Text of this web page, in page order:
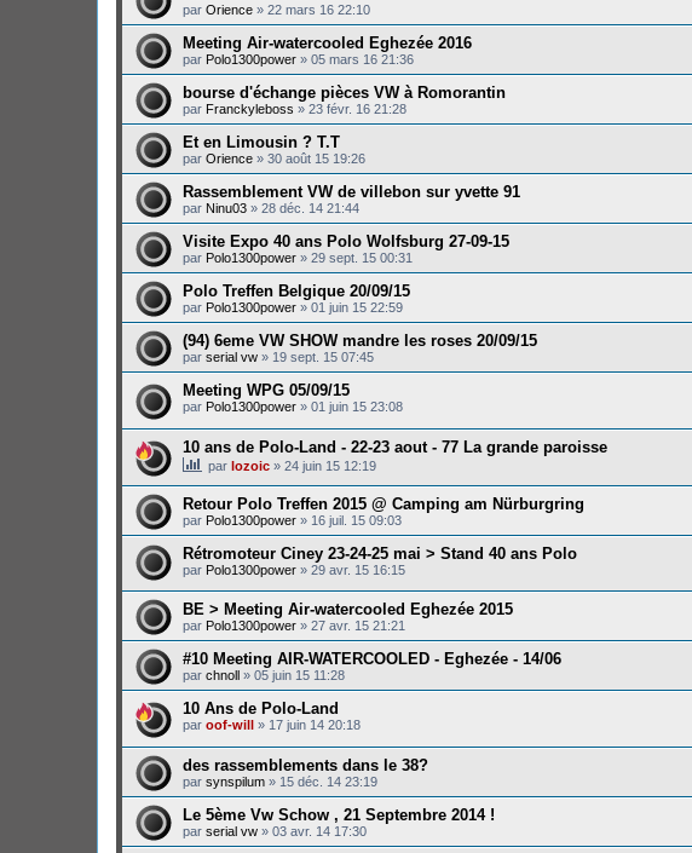
par Orience » 22 mars 16 22:10
Meeting Air-watercooled Eghezée 2016
par Polo1300power » 05 mars 16 21:36
bourse d'échange pièces VW à Romorantin
par Franckyleboss » 23 févr. 16 21:28
Et en Limousin ? T.T
par Orience » 30 août 15 19:26
Rassemblement VW de villebon sur yvette 91
par Ninu03 » 28 déc. 14 21:44
Visite Expo 40 ans Polo Wolfsburg 27-09-15
par Polo1300power » 29 sept. 15 00:31
Polo Treffen Belgique 20/09/15
par Polo1300power » 01 juin 15 22:59
(94) 6eme VW SHOW mandre les roses 20/09/15
par serial vw » 19 sept. 15 07:45
Meeting WPG 05/09/15
par Polo1300power » 01 juin 15 23:08
10 ans de Polo-Land - 22-23 aout - 77 La grande paroisse
par lozoic » 24 juin 15 12:19
Retour Polo Treffen 2015 @ Camping am Nürburgring
par Polo1300power » 16 juil. 15 09:03
Rétromoteur Ciney 23-24-25 mai > Stand 40 ans Polo
par Polo1300power » 29 avr. 15 16:15
BE > Meeting Air-watercooled Eghezée 2015
par Polo1300power » 27 avr. 15 21:21
#10 Meeting AIR-WATERCOOLED - Eghezée - 14/06
par chnoll » 05 juin 15 11:28
10 Ans de Polo-Land
par oof-will » 17 juin 14 20:18
des rassemblements dans le 38?
par synspilum » 15 déc. 14 23:19
Le 5ème Vw Schow , 21 Septembre 2014 !
par serial vw » 03 avr. 14 17:30